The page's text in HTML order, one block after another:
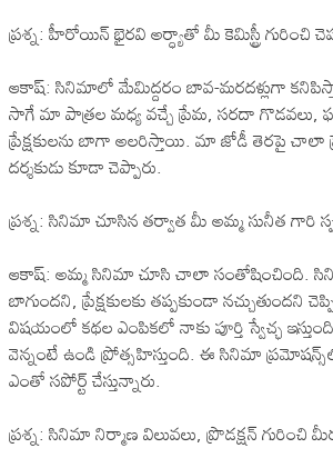
ప్రశ్న: హీరోయిన్ భైరవి అర్ధ్యాతో మీ కెమిస్ట్రీ గురించి
ఆకాష్: సినిమాలో మేమిద్దరం బావ-మరదళ్లుగా
సాగే మా పాత్రల మధ్య వచ్చే ప్రేమ, సరదా గొడవలు,
ప్రేక్షకులను బాగా అలరిస్తాయి. మా జోడీ తెరపై చాలా
దర్శకుడు కూడా చెప్పారు.
ప్రశ్న: సినిమా చూసిన తర్వాత మీ అమ్మ సునీత గారి
ఆకాష్: అమ్మ సినిమా చూసి చాలా సంతోషించింది.
బాగుందని, ప్రేక్షకులకు తప్పకుండా నచ్చుతుందని
విషయంలో కథల ఎంపికలో నాకు పూర్తి స్వేచ్ఛ
వెన్నంటే ఉండి ప్రోత్సహిస్తుంది. ఈ సినిమా
ఎంతో సపోర్ట్ చేస్తున్నారు.
ప్రశ్న: సినిమా నిర్మాణ విలువలు, ప్రొడక్షన్ గురించి